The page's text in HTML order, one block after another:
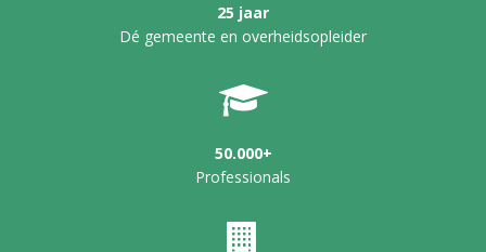
25 jaar
Dé gemeente en overheidsopleider
50.000+
Professionals